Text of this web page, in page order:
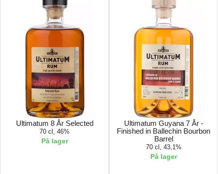
Ultimatum 8 År Selected
70 cl, 46%
På lager
Ultimatum Guyana 7 År -
Finished in Ballechin Bourbon
Barrel
70 cl, 43,1%
På lager